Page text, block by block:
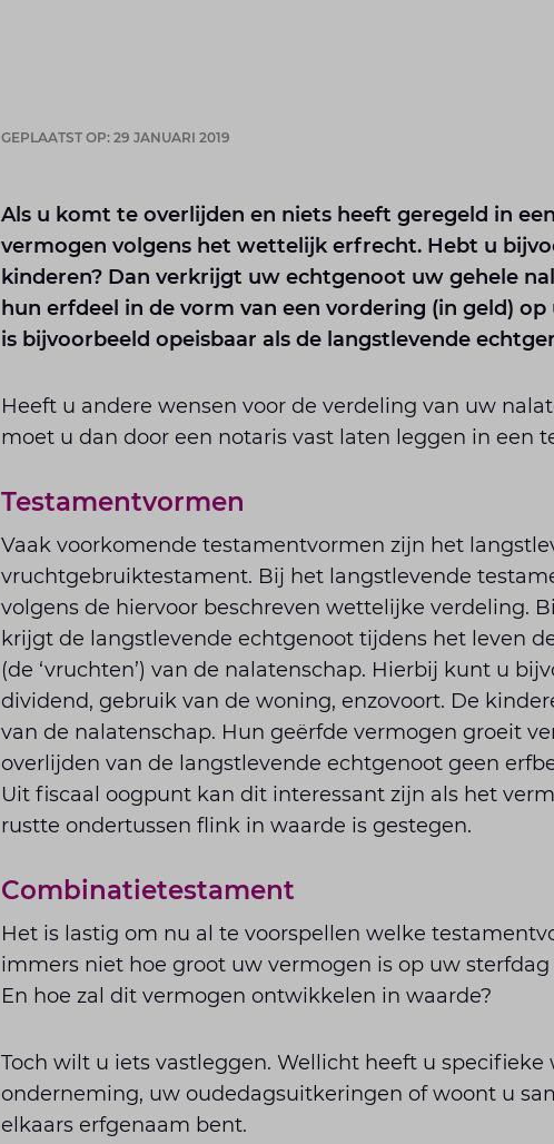
GEPLAATST OP: 29 JANUARI 2019
Als u komt te overlijden en niets heeft geregeld in
vermogen volgens het wettelijk erfrecht. Hebt u
kinderen? Dan verkrijgt uw echtgenoot uw gehele
hun erfdeel in de vorm van een vordering (in geld)
is bijvoorbeeld opeisbaar als de langstlevende
Heeft u andere wensen voor de verdeling van uw
moet u dan door een notaris vast laten leggen in een
Testamentvormen
Vaak voorkomende testamentvormen zijn het
vruchtgebruiktestament. Bij het langstlevende
volgens de hiervoor beschreven wettelijke verdeling.
krijgt de langstlevende echtgenoot tijdens het leven
(de ‘vruchten’) van de nalatenschap. Hierbij kunt u
dividend, gebruik van de woning, enzovoort. De
van de nalatenschap. Hun geërfde vermogen groeit
overlijden van de langstlevende echtgenoot geen
Uit fiscaal oogpunt kan dit interessant zijn als het
rustte ondertussen flink in waarde is gestegen.
Combinatietestament
Het is lastig om nu al te voorspellen welke
immers niet hoe groot uw vermogen is op uw
En hoe zal dit vermogen ontwikkelen in waarde?
Toch wilt u iets vastleggen. Wellicht heeft u
onderneming, uw oudedagsuitkeringen of woont u
elkaars erfgenaam bent.